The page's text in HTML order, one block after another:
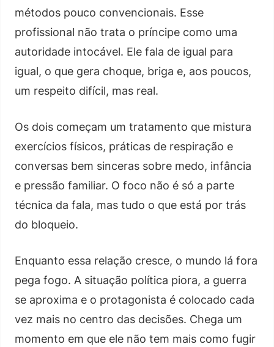
métodos pouco convencionais. Esse
profissional não trata o príncipe como uma
autoridade intocável. Ele fala de igual para
igual, o que gera choque, briga e, aos poucos,
um respeito difícil, mas real.
Os dois começam um tratamento que mistura
exercícios físicos, práticas de respiração e
conversas bem sinceras sobre medo, infância
e pressão familiar. O foco não é só a parte
técnica da fala, mas tudo o que está por trás
do bloqueio.
Enquanto essa relação cresce, o mundo lá fora
pega fogo. A situação política piora, a guerra
se aproxima e o protagonista é colocado cada
vez mais no centro das decisões. Chega um
momento em que ele não tem mais como fugir